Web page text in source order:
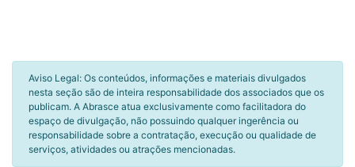
Aviso Legal: Os conteúdos, informações e materiais divulgados
nesta seção são de inteira responsabilidade dos associados que os
publicam. A Abrasce atua exclusivamente como facilitadora do
espaço de divulgação, não possuindo qualquer ingerência ou
responsabilidade sobre a contratação, execução ou qualidade de
serviços, atividades ou atrações mencionadas.